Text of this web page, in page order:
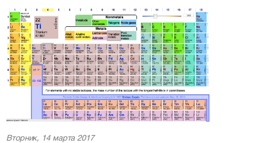
Вторник, 14 марта 2017